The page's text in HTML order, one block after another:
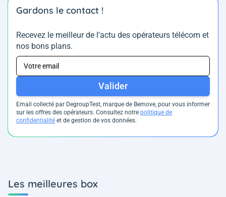
Gardons le contact !
Recevez le meilleur de l’actu des opérateurs télécom et
nos bons plans.
Valider
Email collecté par DegroupTest, marque de Bemove, pour vous informer
sur les offres des opérateurs. Consultez notre politique de
confidentialité et de gestion de vos données.
Les meilleures box